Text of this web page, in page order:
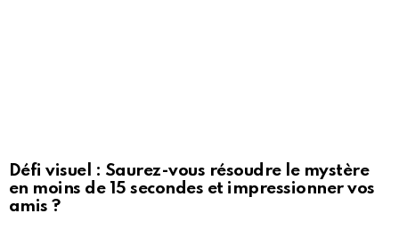
Défi visuel : Saurez-vous résoudre le mystère
en moins de 15 secondes et impressionner vos
amis ?